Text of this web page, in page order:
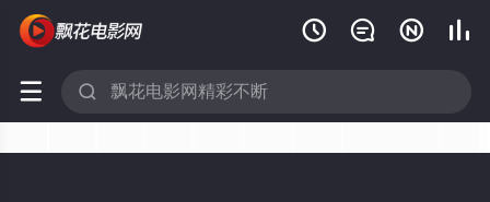
   
 